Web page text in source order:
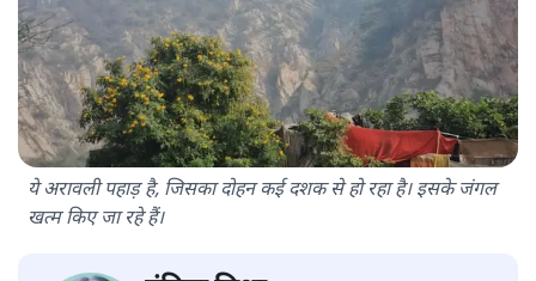
ये अरावली पहाड़ है, जिसका दोहन कई दशक से हो रहा है। इसके जंगल
खत्म किए जा रहे हैं।